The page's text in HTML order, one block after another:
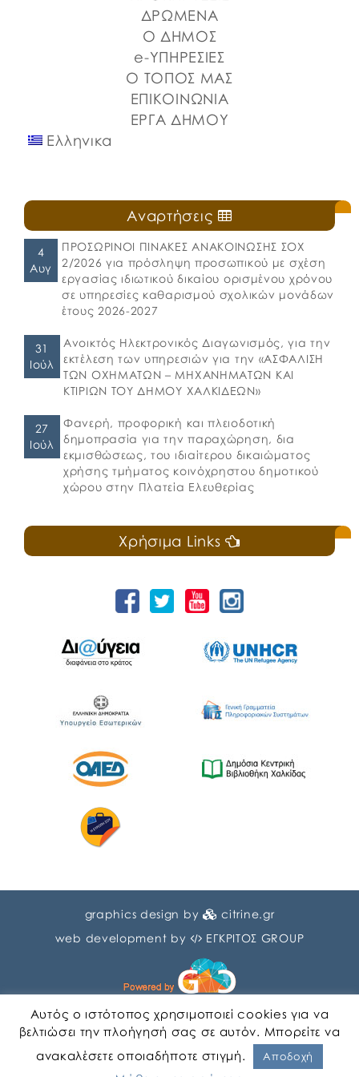
Λιμένων Ν. Εύβοιας και του Επιμελητηρίου Εύβοιας.
⚓️Η επίσημη έναρξη πραγματοποιήθηκε με την
ΔΡΩΜΕΝΑ
Ο ΔΗΜΟΣ
e-ΥΠΗΡΕΣΙΕΣ
Ο ΤΟΠΟΣ ΜΑΣ
ΕΠΙΚΟΙΝΩΝΙΑ
ΕΡΓΑ ΔΗΜΟΥ
Ελληνικα
Αναρτήσεις
4
Αυγ
ΠΡΟΣΩΡΙΝΟΙ ΠΙΝΑΚΕΣ ΑΝΑΚΟΙΝΩΣΗΣ ΣΟΧ
2/2026 για πρόσληψη προσωπικού με σχέση
εργασίας ιδιωτικού δικαίου ορισμένου χρόνου
σε υπηρεσίες καθαρισμού σχολικών μονάδων
έτους 2026-2027
31
Ιούλ
Ανοικτός Ηλεκτρονικός Διαγωνισμός, για την
εκτέλεση των υπηρεσιών για την «ΑΣΦΑΛΙΣΗ
ΤΩΝ ΟΧΗΜΑΤΩΝ – ΜΗΧΑΝΗΜΑΤΩΝ ΚΑΙ
ΚΤΙΡΙΩΝ ΤΟΥ ΔΗΜΟΥ ΧΑΛΚΙΔΕΩΝ»
27
Ιούλ
Φανερή, προφορική και πλειοδοτική
δημοπρασία για την παραχώρηση, δια
εκμισθώσεως, του ιδιαίτερου δικαιώματος
χρήσης τμήματος κοινόχρηστου δημοτικού
χώρου στην Πλατεία Ελευθερίας
Χρήσιμα Links
graphics design by
citrine.gr
web development by
ΕΓΚΡΙΤΟΣ GROUP
Αυτός ο ιστότοπος χρησιμοποιεί cookies για να
βελτιώσει την πλοήγησή σας σε αυτόν. Μπορείτε να
ανακαλέσετε οποιαδήποτε στιγμή.
Αποδοχή
Αγγλικα Ελληνικα